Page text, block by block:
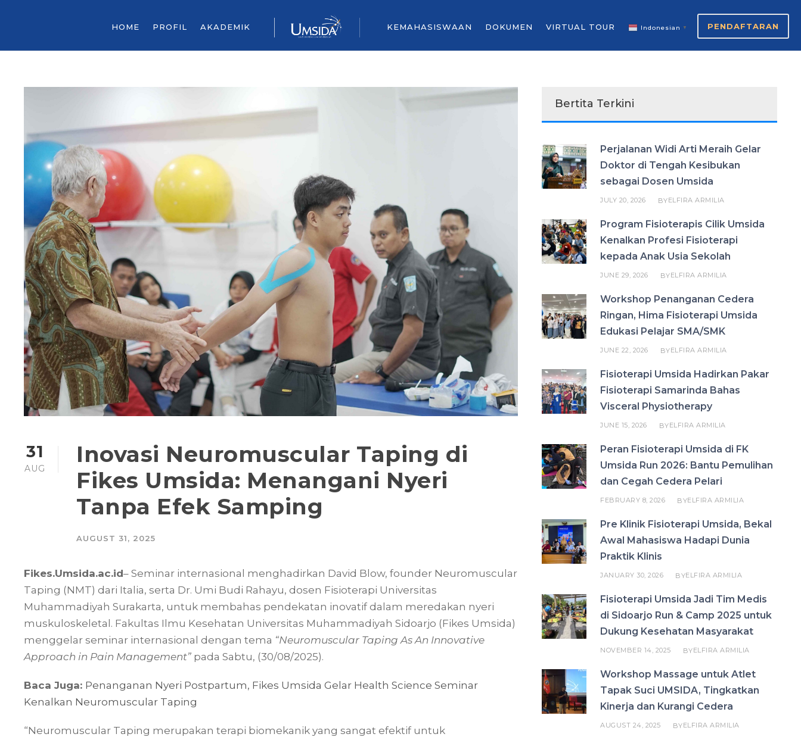
HOME PROFIL AKADEMIK KEMAHASISWAAN DOKUMEN VIRTUAL TOUR Indonesian ▼ PENDAFTARAN
31
AUG
Inovasi Neuromuscular Taping di
Fikes Umsida: Menangani Nyeri
Tanpa Efek Samping
AUGUST 31, 2025
Fikes.Umsida.ac.id– Seminar internasional menghadirkan David Blow, founder Neuromuscular
Taping (NMT) dari Italia, serta Dr. Umi Budi Rahayu, dosen Fisioterapi Universitas
Muhammadiyah Surakarta, untuk membahas pendekatan inovatif dalam meredakan nyeri
muskuloskeletal. Fakultas Ilmu Kesehatan Universitas Muhammadiyah Sidoarjo (Fikes Umsida)
menggelar seminar internasional dengan tema “Neuromuscular Taping As An Innovative
Approach in Pain Management” pada Sabtu, (30/08/2025).
Baca Juga: Penanganan Nyeri Postpartum, Fikes Umsida Gelar Health Science Seminar
Kenalkan Neuromuscular Taping
“Neuromuscular Taping merupakan terapi biomekanik yang sangat efektif untuk
Bertita Terkini
Perjalanan Widi Arti Meraih Gelar
Doktor di Tengah Kesibukan
sebagai Dosen Umsida
JULY 20, 2026 BYELFIRA ARMILIA
Program Fisioterapis Cilik Umsida
Kenalkan Profesi Fisioterapi
kepada Anak Usia Sekolah
JUNE 29, 2026 BYELFIRA ARMILIA
Workshop Penanganan Cedera
Ringan, Hima Fisioterapi Umsida
Edukasi Pelajar SMA/SMK
JUNE 22, 2026 BYELFIRA ARMILIA
Fisioterapi Umsida Hadirkan Pakar
Fisioterapi Samarinda Bahas
Visceral Physiotherapy
JUNE 15, 2026 BYELFIRA ARMILIA
Peran Fisioterapi Umsida di FK
Umsida Run 2026: Bantu Pemulihan
dan Cegah Cedera Pelari
FEBRUARY 8, 2026 BYELFIRA ARMILIA
Pre Klinik Fisioterapi Umsida, Bekal
Awal Mahasiswa Hadapi Dunia
Praktik Klinis
JANUARY 30, 2026 BYELFIRA ARMILIA
Fisioterapi Umsida Jadi Tim Medis
di Sidoarjo Run & Camp 2025 untuk
Dukung Kesehatan Masyarakat
NOVEMBER 14, 2025 BYELFIRA ARMILIA
Workshop Massage untuk Atlet
Tapak Suci UMSIDA, Tingkatkan
Kinerja dan Kurangi Cedera
AUGUST 24, 2025 BYELFIRA ARMILIA